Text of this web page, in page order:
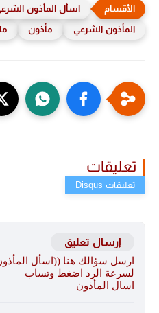
اسأل المأذون
المأذون الشرعي
مأذون
تعليقات
إرسال تعليق
ارسل سؤالك هنا ((اسأل
لسرعة الرد اضغط وتساب
اسال المأذون